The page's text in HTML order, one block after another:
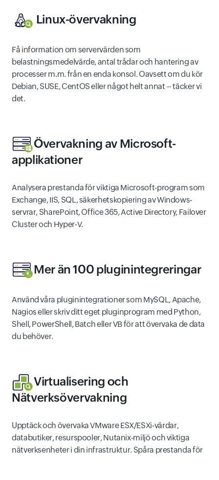
Linux-övervakning
Få information om servervärden som
belastningsmedelvärde, antal trådar och hantering av
processer m.m. från en enda konsol. Oavsett om du kör
Debian, SUSE, CentOS eller något helt annat – täcker vi
det.
Övervakning av Microsoft-
applikationer
Analysera prestanda för viktiga Microsoft-program som
Exchange, IIS, SQL, säkerhetskopiering av Windows-
servrar, SharePoint, Office 365, Active Directory, Failover
Cluster och Hyper-V.
Mer än 100 pluginintegreringar
Använd våra pluginintegrationer som MySQL, Apache,
Nagios eller skriv ditt eget pluginprogram med Python,
Shell, PowerShell, Batch eller VB för att övervaka de data
du behöver.
Virtualisering och
Nätverksövervakning
Upptäck och övervaka VMware ESX/ESXi-värdar,
databutiker, resurspooler, Nutanix-miljö och viktiga
nätverksenheter i din infrastruktur. Spåra prestanda för